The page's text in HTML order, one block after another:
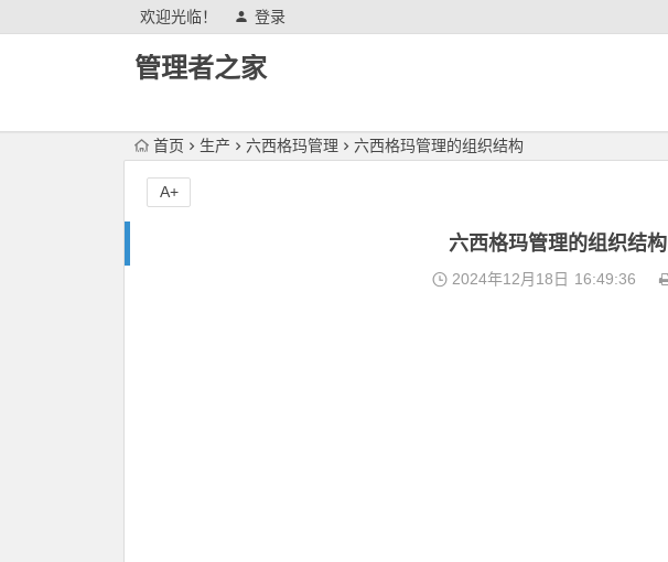
欢迎光临！ 登录
管理者之家
首页 生产 六西格玛管理 六西格玛管理的组织结构
六西格玛管理的组织结构
2024年12月18日 16:49:36
A+